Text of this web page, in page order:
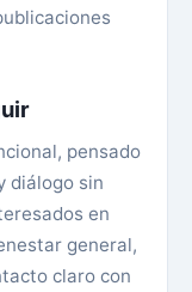
pensado
diálogo sin
en
general,
claro con